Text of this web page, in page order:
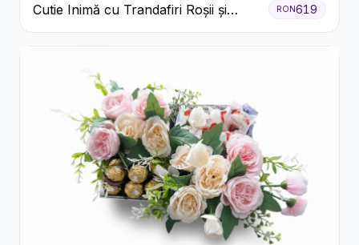
Cutie Inimă cu Trandafiri Roșii și
Bomboane Raffaello
RON619